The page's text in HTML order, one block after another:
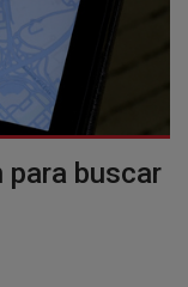
para buscar